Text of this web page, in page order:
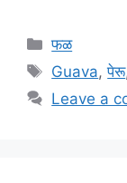
Categories
फळ
Tags
Guava,पेरू
Leave a